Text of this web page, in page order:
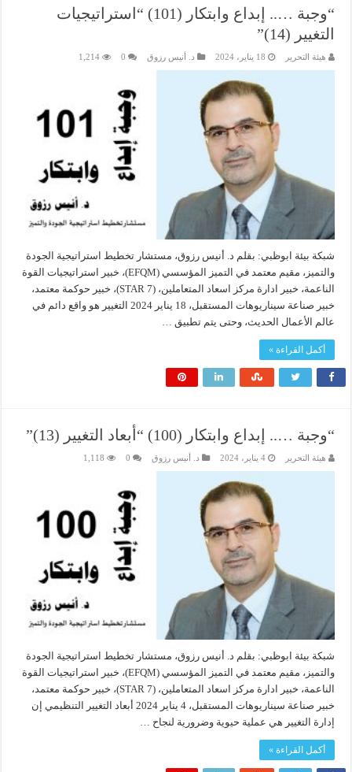
“وجبة ….. إبداع وابتكار (101) “استراتيجيات
التغيير (14)”
هيئة التحرير 18 يناير، 2024 د. أنيس رزوق 0
1,214
شبكة بيئة ابوظبي: بقلم د. أنيس رزوق، مستشار تخطيط استراتيجية الجودة
والتميز، مقيم معتمد في التميز المؤسسي (EFQM)، خبير استراتيجيات القوة
الناعمة، خبير ادارة مركز اسعاد المتعاملين، (7 STAR)، خبير حوكمة معتمد،
خبير صناعة سيناريوهات المستقبل، 18 يناير 2024 التغيير هو واقع دائم في
عالم الأعمال الحديث، وحتى يتم تطبيق …
أكمل القراءة »
“وجبة ….. إبداع وابتكار (100) “أبعاد التغيير (13)”
هيئة التحرير 4 يناير، 2024 د. أنيس رزوق 0
1,118
شبكة بيئة ابوظبي: بقلم د. أنيس رزوق، مستشار تخطيط استراتيجية الجودة
والتميز، مقيم معتمد في التميز المؤسسي (EFQM)، خبير استراتيجيات القوة
الناعمة، خبير ادارة مركز اسعاد المتعاملين، (7 STAR)، خبير حوكمة معتمد،
خبير صناعة سيناريوهات المستقبل، 4 يناير 2024 أبعاد التغيير التنظيمي إن
إدارة التغيير هي عملية حيوية وضرورية لنجاح …
أكمل القراءة »